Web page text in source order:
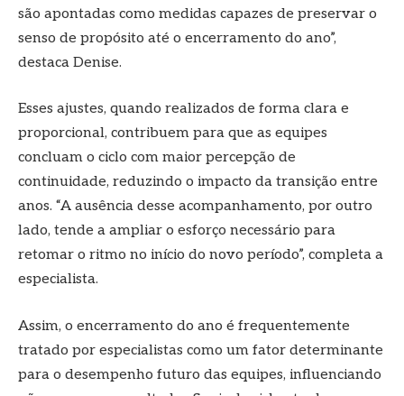
são apontadas como medidas capazes de preservar o
senso de propósito até o encerramento do ano”,
destaca Denise.
Esses ajustes, quando realizados de forma clara e
proporcional, contribuem para que as equipes
concluam o ciclo com maior percepção de
continuidade, reduzindo o impacto da transição entre
anos. “A ausência desse acompanhamento, por outro
lado, tende a ampliar o esforço necessário para
retomar o ritmo no início do novo período”, completa a
especialista.
Assim, o encerramento do ano é frequentemente
tratado por especialistas como um fator determinante
para o desempenho futuro das equipes, influenciando